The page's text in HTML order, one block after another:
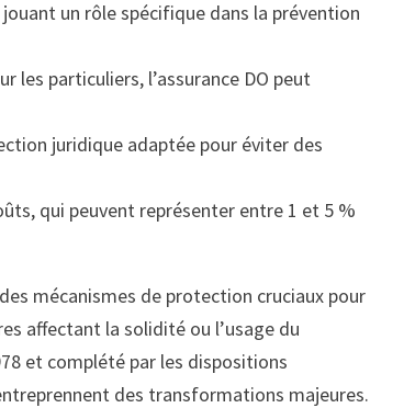
un rôle spécifique dans la prévention
les particuliers, l’assurance DO peut
juridique adaptée pour éviter des
qui peuvent représenter entre 1 et 5 %
mécanismes de protection cruciaux pour
affectant la solidité ou l’usage du
et complété par les dispositions
des transformations majeures.